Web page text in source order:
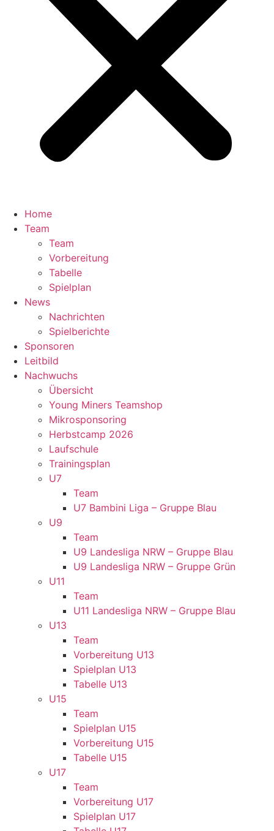
Home
Team
Team
Vorbereitung
Tabelle
Spielplan
News
Nachrichten
Spielberichte
Sponsoren
Leitbild
Nachwuchs
Übersicht
Young Miners Teamshop
Mikrosponsoring
Herbstcamp 2026
Laufschule
Trainingsplan
U7
Team
U7 Bambini Liga – Gruppe Blau
U9
Team
U9 Landesliga NRW – Gruppe Blau
U9 Landesliga NRW – Gruppe Grün
U11
Team
U11 Landesliga NRW – Gruppe Blau
U13
Team
Vorbereitung U13
Spielplan U13
Tabelle U13
U15
Team
Spielplan U15
Vorbereitung U15
Tabelle U15
U17
Team
Vorbereitung U17
Spielplan U17